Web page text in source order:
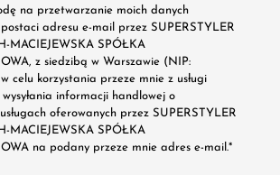
na przetwarzanie moich danych
adresu e-mail przez SUPERSTYLER
MACIEJEWSKA SPÓŁKA
z siedzibą w Warszawie (NIP:
w celu korzystania przeze mnie z usługi
informacji handlowej o
oferowanych przez SUPERSTYLER
MACIEJEWSKA SPÓŁKA
na podany przeze mnie adres e-mail.*